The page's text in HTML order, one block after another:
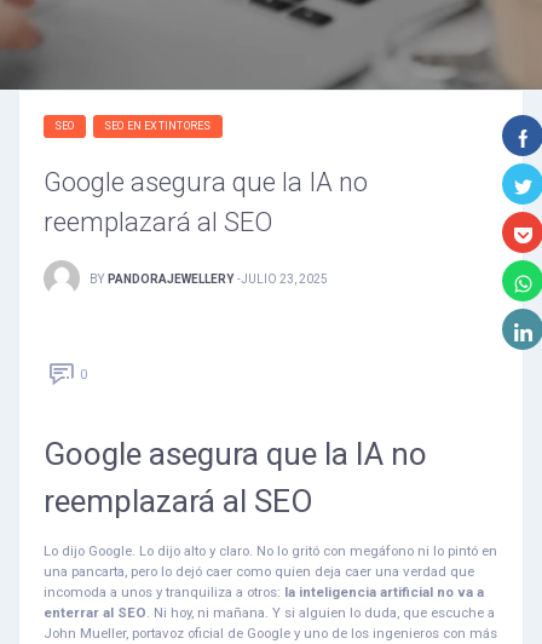
SEO SEO EN EXTINTORES
Google asegura que la IA no
reemplazará al SEO
BY PANDORAJEWELLERY -JULIO 23, 2025
0
Google asegura que la IA no
reemplazará al SEO
Lo dijo Google. Lo dijo alto y claro. No lo gritó con megáfono ni lo pintó en
una pancarta, pero lo dejó caer como quien deja caer una verdad que
incomoda a unos y tranquiliza a otros: la inteligencia artificial no va a
enterrar al SEO. Ni hoy, ni mañana. Y si alguien lo duda, que escuche a
John Mueller, portavoz oficial de Google y uno de los ingenieros con más